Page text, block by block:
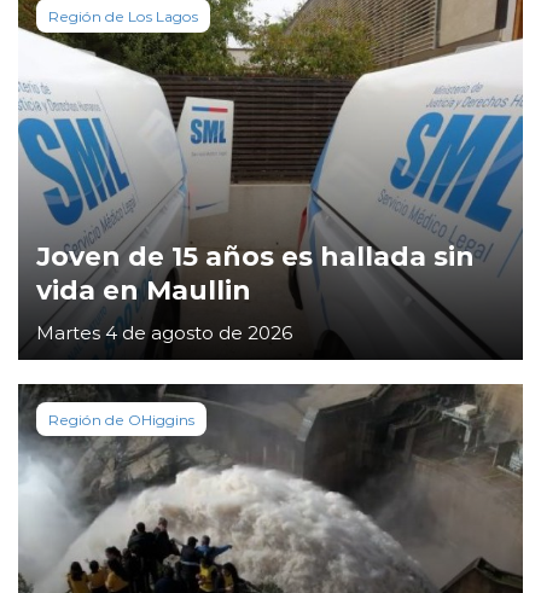
Región de Los Lagos
Joven de 15 años es hallada sin
vida en Maullin
Martes 4 de agosto de 2026
Región de OHiggins